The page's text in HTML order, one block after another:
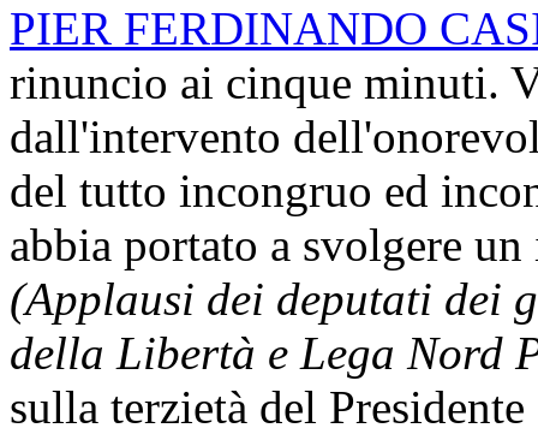
PIER FERDINANDO
rinuncio ai cinque minuti.
dall'intervento
del tutto incongruo ed
abbia portato a svolgere
(Applausi dei deputati dei
della Libertà e Lega Nord
sulla terzietà del